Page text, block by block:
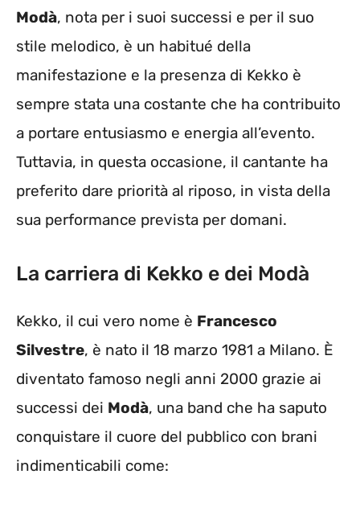
Modà, nota per i suoi successi e per il suo
stile melodico, è un habitué della
manifestazione e la presenza di Kekko è
sempre stata una costante che ha contribuito
a portare entusiasmo e energia all’evento.
Tuttavia, in questa occasione, il cantante ha
preferito dare priorità al riposo, in vista della
sua performance prevista per domani.
La carriera di Kekko e dei Modà
Kekko, il cui vero nome è Francesco
Silvestre, è nato il 18 marzo 1981 a Milano. È
diventato famoso negli anni 2000 grazie ai
successi dei Modà, una band che ha saputo
conquistare il cuore del pubblico con brani
indimenticabili come: